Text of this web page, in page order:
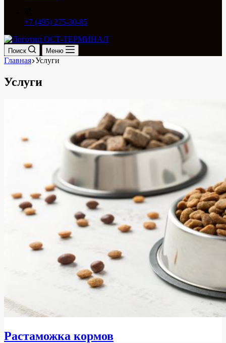
+7 (495) 275-30-85
Поиск Меню
Главная Услуги
Услуги
Растаможка кормов